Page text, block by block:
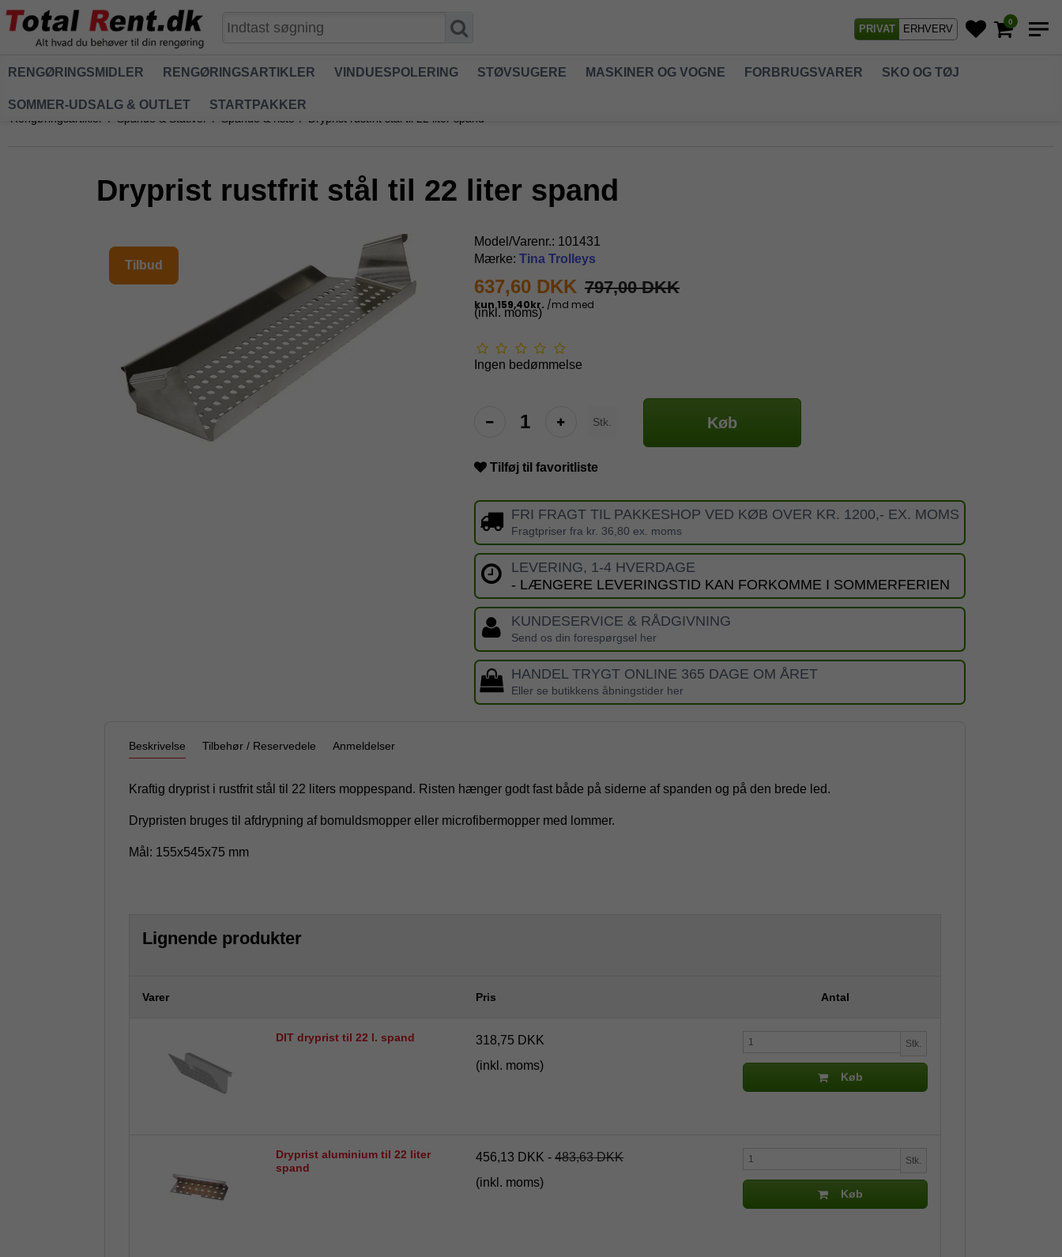
PRIVAT ERHVERV
0
RENGØRINGSMIDLER RENGØRINGSARTIKLER VINDUESPOLERING STØVSUGERE MASKINER OG VOGNE FORBRUGSVARER SKO OG TØJ
SOMMER-UDSALG & OUTLET STARTPAKKER
Rengøringsartikler / Spande & Stativer / Spande & riste / Dryprist rustfrit stål til 22 liter spand
Dryprist rustfrit stål til 22 liter spand
Tilbud
Model/Varenr.: 101431
Mærke: Tina Trolleys
637,60 DKK 797,00 DKK
(inkl. moms)
Ingen bedømmelse
Stk. Køb
Tilføj til favoritliste
FRI FRAGT TIL PAKKESHOP VED KØB OVER KR. 1200,- EX. MOMS
Fragtpriser fra kr. 36,80 ex. moms
LEVERING, 1-4 HVERDAGE
- LÆNGERE LEVERINGSTID KAN FORKOMME I SOMMERFERIEN
KUNDESERVICE & RÅDGIVNING
Send os din forespørgsel her
HANDEL TRYGT ONLINE 365 DAGE OM ÅRET
Eller se butikkens åbningstider her
Beskrivelse Tilbehør / Reservedele Anmeldelser
Kraftig dryprist i rustfrit stål til 22 liters moppespand. Risten hænger godt fast både på siderne af spanden og på den brede led.
Drypristen bruges til afdrypning af bomuldsmopper eller microfibermopper med lommer.
Mål: 155x545x75 mm
Lignende produkter
Varer Pris Antal
DIT dryprist til 22 l. spand
318,75 DKK
(inkl. moms)
Stk.
Køb
Dryprist aluminium til 22 liter
spand
456,13 DKK -483,63 DKK
(inkl. moms)
Stk.
Køb